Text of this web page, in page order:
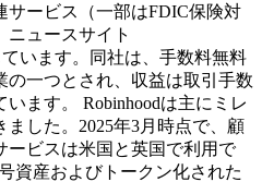
サービス（一部はFDIC保険対
ニュースサイト
ています。同社は、手数料無料
一つとされ、収益は取引手数
ます。 Robinhoodは主にミレ
した。2025年3月時点で、顧
ービスは米国と英国で利用で
資産およびトークン化された